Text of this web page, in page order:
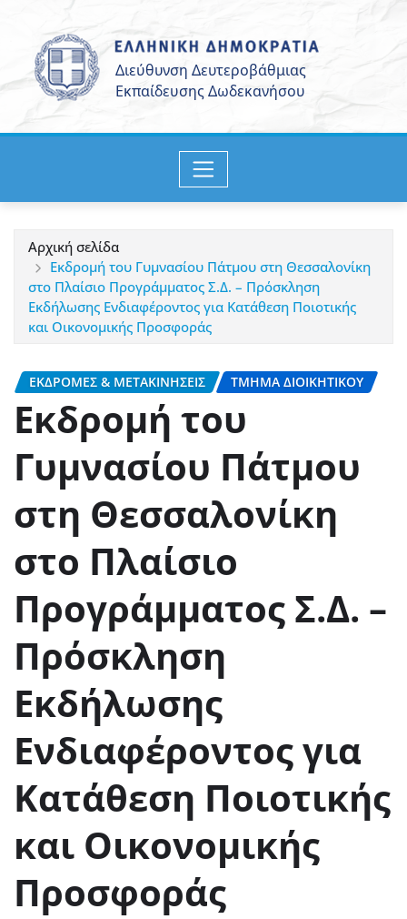
περιεχόμενο
Αρχική σελίδα
Εκδρομή του Γυμνασίου Πάτμου στη Θεσσαλονίκη
στο Πλαίσιο Προγράμματος Σ.Δ. – Πρόσκληση
Εκδήλωσης Ενδιαφέροντος για Κατάθεση Ποιοτικής
και Οικονομικής Προσφοράς
ΕΚΔΡΟΜΈΣ & ΜΕΤΑΚΙΝΉΣΕΙΣ ΤΜΉΜΑ ΔΙΟΙΚΗΤΙΚΟΎ
Εκδρομή του
Γυμνασίου Πάτμου
στη Θεσσαλονίκη
στο Πλαίσιο
Προγράμματος Σ.Δ. –
Πρόσκληση
Εκδήλωσης
Ενδιαφέροντος για
Κατάθεση Ποιοτικής
και Οικονομικής
Προσφοράς